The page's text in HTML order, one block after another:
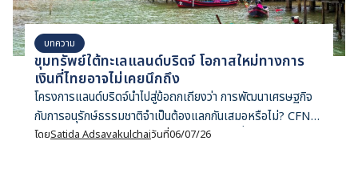
บทความ
ขุมทรัพย์ใต้ทะเลแลนด์บริดจ์ โอกาสใหม่ทางการ
เงินที่ไทยอาจไม่เคยนึกถึง
โครงการแลนด์บริดจ์นำไปสู่ข้อถกเถียงว่า การพัฒนาเศรษฐกิจ
กับการอนุรักษ์ธรรมชาติจำเป็นต้องแลกกันเสมอหรือไม่? CFNT
ชวนสำรวจกรณีศึกษาจากสาธารณรัฐเซเชลส์ ที่ใช้ Nature
โดยSatida Adsavakulchaiวันที่06/07/26